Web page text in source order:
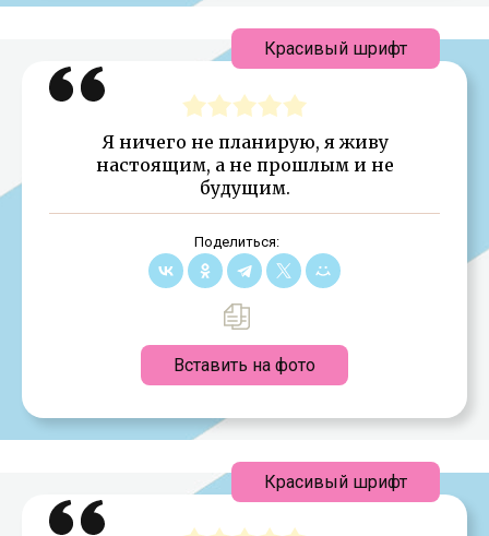
Я ничего не планирую, я живу
настоящим, а не прошлым и не
будущим.
Поделиться:
Вставить на фото
Красивый шрифт
Красивый шрифт